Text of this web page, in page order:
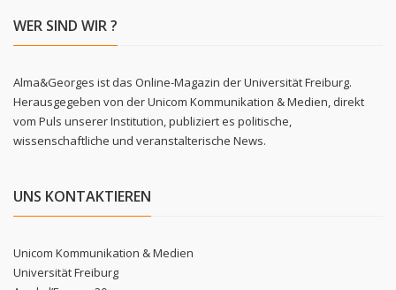
WER SIND WIR ?
Alma&Georges ist das Online-Magazin der Universität Freiburg.
Herausgegeben von der Unicom Kommunikation & Medien, direkt
vom Puls unserer Institution, publiziert es politische,
wissenschaftliche und veranstalterische News.
UNS KONTAKTIEREN
Unicom Kommunikation & Medien
Universität Freiburg